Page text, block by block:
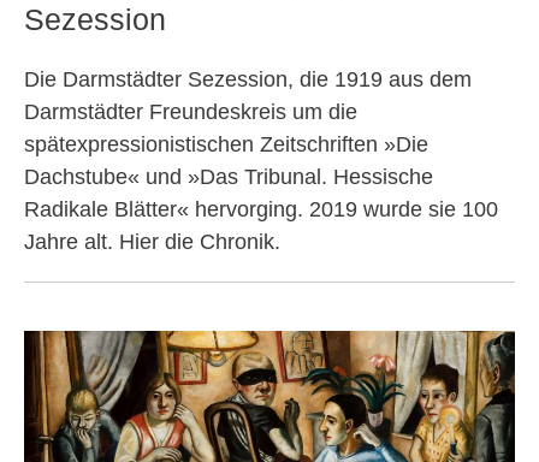
Sezession
Die Darmstädter Sezession, die 1919 aus dem
Darmstädter Freundeskreis um die
spätexpressionistischen Zeitschriften »Die
Dachstube« und »Das Tribunal. Hessische
Radikale Blätter« hervorging. 2019 wurde sie 100
Jahre alt. Hier die Chronik.